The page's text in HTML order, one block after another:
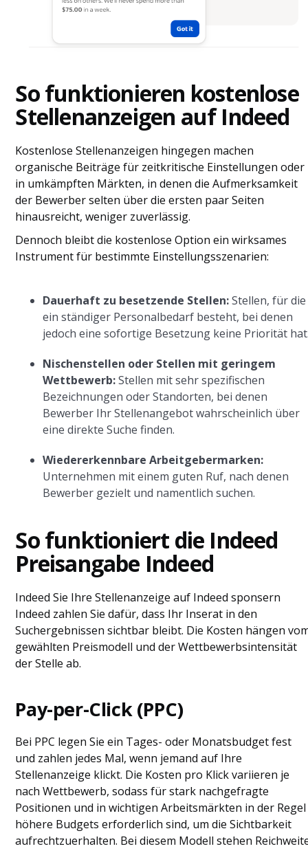
So funktionieren kostenlose
Stellenanzeigen auf Indeed
Kostenlose Stellenanzeigen hingegen machen
organische Beiträge für zeitkritische Einstellungen oder
in umkämpften Märkten, in denen die Aufmerksamkeit
der Bewerber selten über die ersten paar Seiten
hinausreicht, weniger zuverlässig.
Dennoch bleibt die kostenlose Option ein wirksames
Instrument für bestimmte Einstellungsszenarien:
Dauerhaft zu besetzende Stellen:Stellen, für die
ein ständiger Personalbedarf besteht, bei denen
jedoch eine sofortige Besetzung keine Priorität
Nischenstellen oder Stellen mit geringem
Wettbewerb:Stellen mit sehr spezifischen
Bezeichnungen oder Standorten, bei denen
Bewerber Ihr Stellenangebot wahrscheinlich über
eine direkte Suche finden.
Wiedererkennbare Arbeitgebermarken:
Unternehmen mit einem guten Ruf, nach denen
Bewerber gezielt und namentlich suchen.
So funktioniert die Indeed
Preisangabe Indeed
Indeed Sie Ihre Stellenanzeige auf Indeed sponsern
Indeed zahlen Sie dafür, dass Ihr Inserat in den
Suchergebnissen sichtbar bleibt. Die Kosten hängen
gewählten Preismodell und der Wettbewerbsintensität
der Stelle ab.
Pay-per-Click (PPC)
Bei PPC legen Sie ein Tages- oder Monatsbudget fest
und zahlen jedes Mal, wenn jemand auf Ihre
Stellenanzeige klickt. Die Kosten pro Klick variieren je
nach Wettbewerb, sodass für stark nachgefragte
Positionen und in wichtigen Arbeitsmärkten in der Regel
höhere Budgets erforderlich sind, um die Sichtbarkeit
aufrechtzuerhalten. Bei diesem Modell stehen